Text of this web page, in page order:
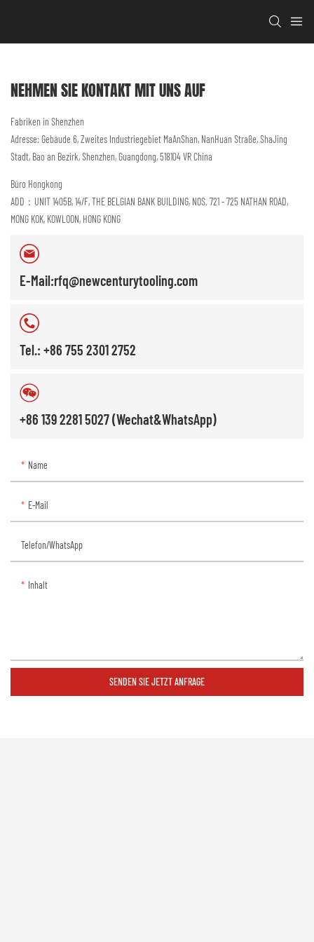
NEHMEN SIE KONTAKT MIT UNS AUF
Fabriken in Shenzhen
Adresse: Gebäude 6, Zweites Industriegebiet MaAnShan, NanHuan Straße, ShaJing
Stadt, Bao an Bezirk, Shenzhen, Guangdong, 518104 VR China
Büro Hongkong
ADD：UNIT 1405B, 14/F, THE BELGIAN BANK BUILDING, NOS. 721 - 725 NATHAN ROAD,
MONG KOK, KOWLOON, HONG KONG
E-Mail:rfq@newcenturytooling.com
Tel.: +86 755 2301 2752
+86 139 2281 5027 (Wechat&WhatsApp)
Name
E-Mail
Telefon/WhatsApp
Inhalt
SENDEN SIE JETZT ANFRAGE